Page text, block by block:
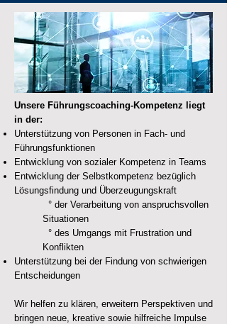
Unsere Führungscoaching-Kompetenz liegt
in der:
Unterstützung von Personen in Fach- und
Führungsfunktionen
Entwicklung von sozialer Kompetenz in Teams
Entwicklung der Selbstkompetenz bezüglich
Lösungsfindung und Überzeugungskraft
° der Verarbeitung von anspruchsvollen
Situationen
° des Umgangs mit Frustration und
Konflikten
Unterstützung bei der Findung von schwierigen
Entscheidungen
Wir helfen zu klären, erweitern Perspektiven und
bringen neue, kreative sowie hilfreiche Impulse